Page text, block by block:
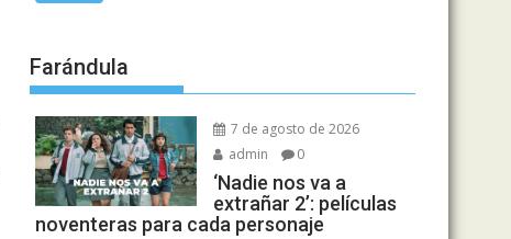
Farándula
7 de agosto de 2026
admin
0
‘Nadie nos va a
extrañar 2’: películas
noventeras para cada personaje